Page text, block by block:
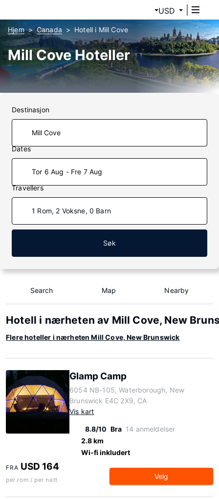
USD
Hjem Canada Hotell i Mill Cove
Mill Cove Hoteller
Destinasjon
Dates
Tor 6 Aug - Fre 7 Aug
Travellers
1 Rom, 2 Voksne, 0 Barn
Søk
Search Map Nearby
Hotell i nærheten av Mill Cove, New
Flere hoteller i nærheten Mill Cove, New Brunswick
Glamp Camp
6054 NB-105, Waterborough, New
Brunswick E4C 2X9, CA
Vis kart
8.8/10 Bra 14 anmeldelser
2.8 km
Wi-fi inkludert
FRA USD 164
per rom / per natt Velg